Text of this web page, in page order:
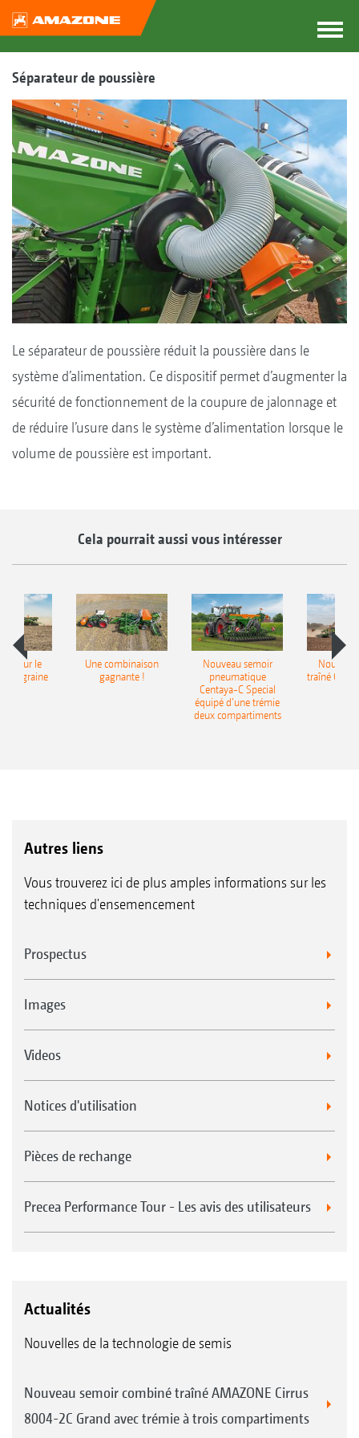
Séparateur de poussière
Le séparateur de poussière réduit la poussière dans le
système d’alimentation. Ce dispositif permet d’augmenter la
sécurité de fonctionnement de la coupure de jalonnage et
de réduire l’usure dans le système d’alimentation lorsque le
volume de poussière est important.
Cela pourrait aussi vous intéresser
pour le
Une combinaison
gagnante !
Nouveau semoir
pneumatique
Centaya-C Special
équipé d’une trémie
deux compartiments
traîné
Autres liens
Vous trouverez ici de plus amples informations sur les
techniques d'ensemencement
Prospectus
Images
Videos
Notices d'utilisation
Pièces de rechange
Precea Performance Tour - Les avis des utilisateurs
Actualités
Nouvelles de la technologie de semis
Nouveau semoir combiné traîné AMAZONE Cirrus
8004-2C Grand avec trémie à trois compartiments